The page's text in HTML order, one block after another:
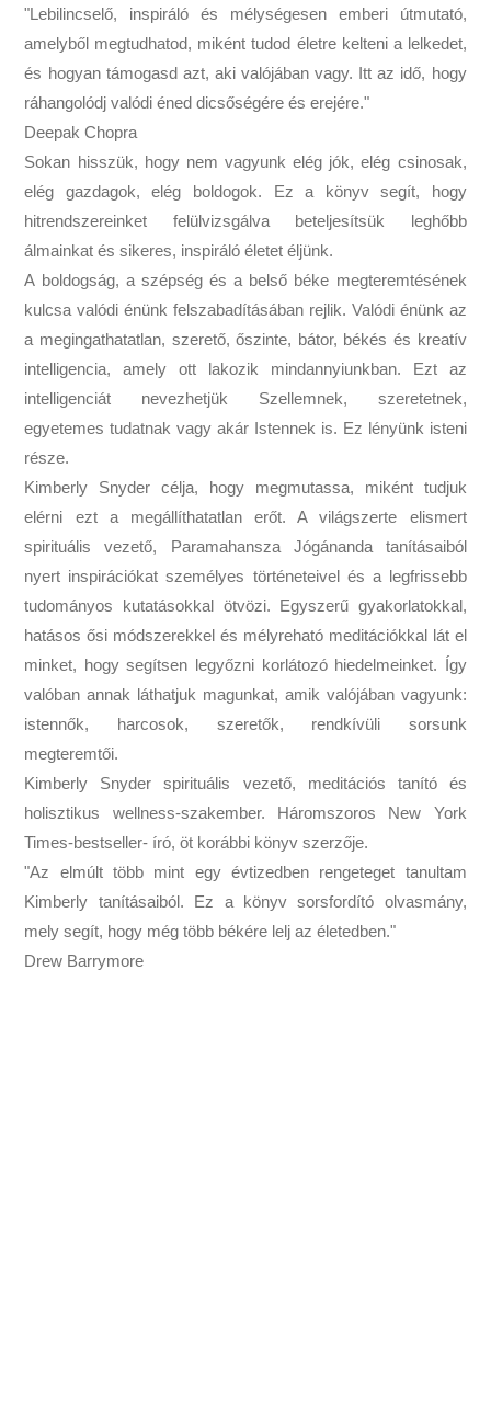
"Lebilincselő, inspiráló és mélységesen emberi útmutató,
amelyből megtudhatod, miként tudod életre kelteni a lelkedet,
és hogyan támogasd azt, aki valójában vagy. Itt az idő, hogy
ráhangolódj valódi éned dicsőségére és erejére."
Deepak Chopra
Sokan hisszük, hogy nem vagyunk elég jók, elég csinosak,
elég gazdagok, elég boldogok. Ez a könyv segít, hogy
hitrendszereinket felülvizsgálva beteljesítsük leghőbb
álmainkat és sikeres, inspiráló életet éljünk.
A boldogság, a szépség és a belső béke megteremtésének
kulcsa valódi énünk felszabadításában rejlik. Valódi énünk az
a megingathatatlan, szerető, őszinte, bátor, békés és kreatív
intelligencia, amely ott lakozik mindannyiunkban. Ezt az
intelligenciát nevezhetjük Szellemnek, szeretetnek,
egyetemes tudatnak vagy akár Istennek is. Ez lényünk isteni
része.
Kimberly Snyder célja, hogy megmutassa, miként tudjuk
elérni ezt a megállíthatatlan erőt. A világszerte elismert
spirituális vezető, Paramahansza Jógánanda tanításaiból
nyert inspirációkat személyes történeteivel és a legfrissebb
tudományos kutatásokkal ötvözi. Egyszerű gyakorlatokkal,
hatásos ősi módszerekkel és mélyreható meditációkkal lát el
minket, hogy segítsen legyőzni korlátozó hiedelmeinket. Így
valóban annak láthatjuk magunkat, amik valójában vagyunk:
istennők, harcosok, szeretők, rendkívüli sorsunk
megteremtői.
Kimberly Snyder spirituális vezető, meditációs tanító és
holisztikus wellness-szakember. Háromszoros New York
Times-bestseller- író, öt korábbi könyv szerzője.
"Az elmúlt több mint egy évtizedben rengeteget tanultam
Kimberly tanításaiból. Ez a könyv sorsfordító olvasmány,
mely segít, hogy még több békére lelj az életedben."
Drew Barrymore